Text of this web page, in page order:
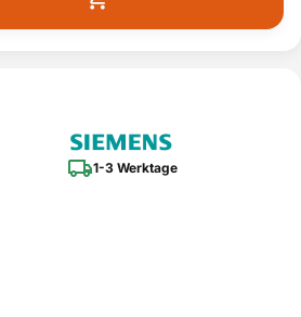
1-3 Werktage